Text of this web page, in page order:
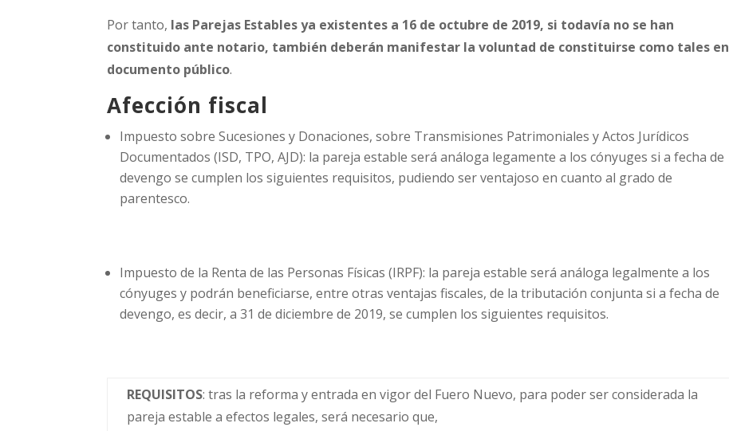
Por tanto, las Parejas Estables ya existentes a 16 de octubre de 2019, si todavía no se han
constituido ante notario, también deberán manifestar la voluntad de constituirse como tales en
documento público.
Afección fiscal
Impuesto sobre Sucesiones y Donaciones, sobre Transmisiones Patrimoniales y Actos Jurídicos
Documentados (ISD, TPO, AJD): la pareja estable será análoga legamente a los cónyuges si a fecha de
devengo se cumplen los siguientes requisitos, pudiendo ser ventajoso en cuanto al grado de
parentesco.
Impuesto de la Renta de las Personas Físicas (IRPF): la pareja estable será análoga legalmente a los
cónyuges y podrán beneficiarse, entre otras ventajas fiscales, de la tributación conjunta si a fecha de
devengo, es decir, a 31 de diciembre de 2019, se cumplen los siguientes requisitos.
REQUISITOS: tras la reforma y entrada en vigor del Fuero Nuevo, para poder ser considerada la
pareja estable a efectos legales, será necesario que,